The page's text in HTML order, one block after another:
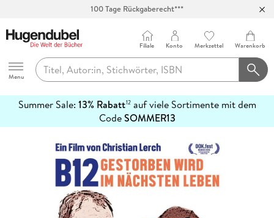
100 Tage Rückgaberecht***
Hugendubel
Menu
Filiale Konto Merkzettel Warenkorb
Summer Sale: 13% Rabatt12auf viele Sortimente mit dem
CodeSOMMER13
erfahren